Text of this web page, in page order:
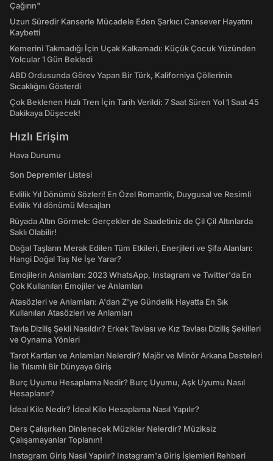
Çağırın"
Uzun Süredir Kanserle Mücadele Eden Şarkıcı Cansever Hayatını
Kaybetti
Kemerini Takmadığı İçin Uçak Kalkamadı: Küçük Çocuk Yüzünden
Yolcular 1 Gün Bekledi
ABD Ordusunda Görev Yapan Bir Türk, Kaliforniya Çöllerinin
Sıcaklığını Gösterdi
Çok Beklenen Hızlı Tren İçin Tarih Verildi: 7 Saat Süren Yol 1 Saat 45
Dakikaya Düşecek!
Hızlı Erişim
Hava Durumu
Son Depremler Listesi
Evlilik Yıl Dönümü Sözleri! En Özel Romantik, Duygusal ve Resimli
Evlilik Yıl dönümü Mesajları
Rüyada Altın Görmek: Gerçekler de Saadetiniz de Çil Çil Altınlarda
Saklı Olabilir!
Doğal Taşların Merak Edilen Tüm Etkileri, Enerjileri ve Şifa Alanları:
Hangi Doğal Taş Ne İşe Yarar?
Emojilerin Anlamları: 2023 WhatsApp, Instagram ve Twitter'da En
Çok Kullanılan Emojiler ve Anlamları
Atasözleri ve Anlamları: A'dan Z'ye Gündelik Hayatta En Sık
Kullanılan Atasözleri ve Anlamları
Tavla Diziliş Şekli Nasıldır? Erkek Tavlası ve Kız Tavlası Diziliş Şekilleri
ve Oynama Yönleri
Tarot Kartları ve Anlamları Nelerdir? Majör ve Minör Arkana Desteleri
İle Tılsımlı Bir Dünyaya Giriş
Burç Uyumu Hesaplama Nedir? Burç Uyumu, Aşk Uyumu Nasıl
Hesaplanır?
İdeal Kilo Nedir? İdeal Kilo Hesaplama Nasıl Yapılır?
Ders Çalışırken Dinlenecek Müzikler Nelerdir? Müziksiz
Çalışamayanlar Toplanın!
Instagram Giriş Nasıl Yapılır? Instagram'a Giriş İşlemleri Rehberi